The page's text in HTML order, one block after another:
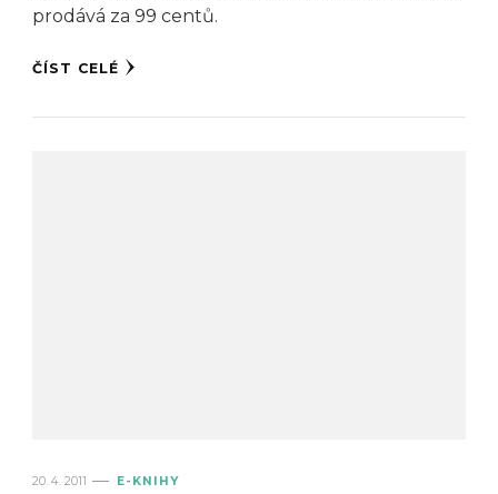
prodává za 99 centů.
ČÍST CELÉ
20. 4. 2011 E-KNIHY